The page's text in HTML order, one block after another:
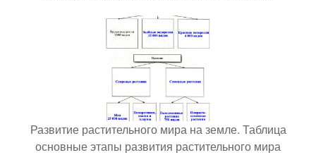
Развитие растительного мира на земле. Таблица
основные этапы развития растительного мира